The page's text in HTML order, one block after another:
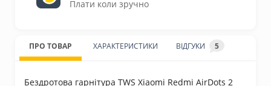
Плати коли зручно
ПРО ТОВАР ХАРАКТЕРИСТИКИ ВІДГУКИ 5
Бездротова гарнітура TWS Xiaomi Redmi AirDots 2